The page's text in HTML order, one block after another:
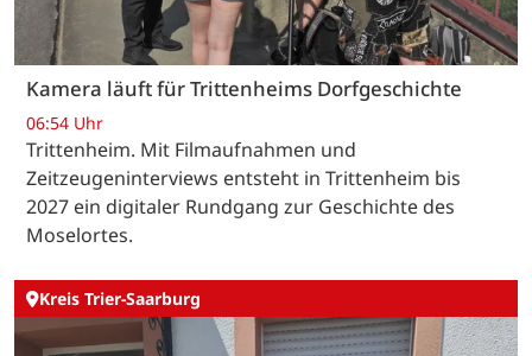
Kamera läuft für Trittenheims Dorfgeschichte
06:54 Uhr
Trittenheim. Mit Filmaufnahmen und
Zeitzeugeninterviews entsteht in Trittenheim bis
2027 ein digitaler Rundgang zur Geschichte des
Moselortes.
Kreis Trier-Saarburg